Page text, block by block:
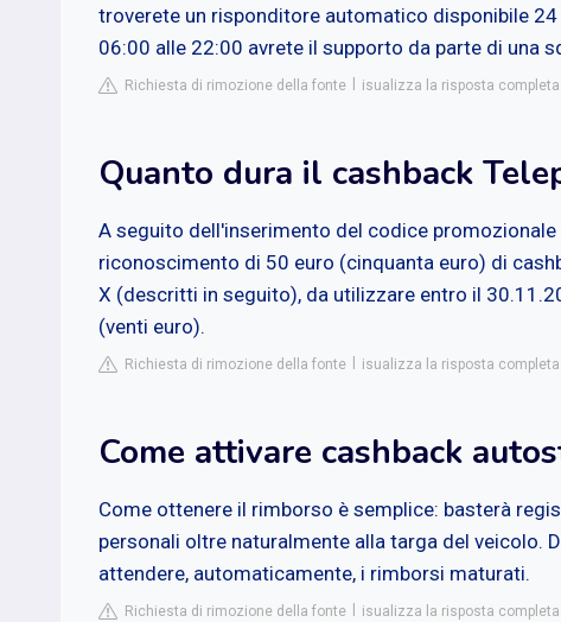
troverete un risponditore automatico disponibile
06:00 alle 22:00 avrete il supporto da parte di una
Richiesta di rimozione della fonte isualizza la risposta
Quanto dura il cashback
A seguito dell'inserimento del codice promozionale
riconoscimento di 50 euro (cinquanta euro) di
X (descritti in seguito), da utilizzare entro il
(venti euro).
Richiesta di rimozione della fonte isualizza la risposta
Come attivare cashback
Come ottenere il rimborso è semplice: basterà
personali oltre naturalmente alla targa del veicolo.
attendere, automaticamente, i rimborsi maturati.
Richiesta di rimozione della fonte isualizza la risposta